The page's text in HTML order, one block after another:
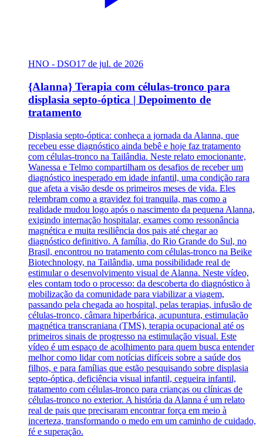
HNO - DSO17 de jul. de 2026
{Alanna} Terapia com células-tronco para
displasia septo-óptica | Depoimento de
tratamento
Displasia septo-óptica: conheça a jornada da Alanna, que
recebeu esse diagnóstico ainda bebê e hoje faz tratamento
com células-tronco na Tailândia. Neste relato emocionante,
Wanessa e Telmo compartilham os desafios de receber um
diagnóstico inesperado em idade infantil, uma condição rara
que afeta a visão desde os primeiros meses de vida. Eles
relembram como a gravidez foi tranquila, mas como a
realidade mudou logo após o nascimento da pequena Alanna,
exigindo internação hospitalar, exames como ressonância
magnética e muita resiliência dos pais até chegar ao
diagnóstico definitivo. A família, do Rio Grande do Sul, no
Brasil, encontrou no tratamento com células-tronco na Beike
Biotechnology, na Tailândia, uma possibilidade real de
estimular o desenvolvimento visual de Alanna. Neste vídeo,
eles contam todo o processo: da descoberta do diagnóstico à
mobilização da comunidade para viabilizar a viagem,
passando pela chegada ao hospital, pelas terapias, infusão de
células-tronco, câmara hiperbárica, acupuntura, estimulação
magnética transcraniana (TMS), terapia ocupacional até os
primeiros sinais de progresso na estimulação visual. Este
vídeo é um espaço de acolhimento para quem busca entender
melhor como lidar com notícias difíceis sobre a saúde dos
filhos, e para famílias que estão pesquisando sobre displasia
septo-óptica, deficiência visual infantil, cegueira infantil,
tratamento com células-tronco para crianças ou clínicas de
células-tronco no exterior. A história da Alanna é um relato
real de pais que precisaram encontrar força em meio à
incerteza, transformando o medo em um caminho de cuidado,
fé e superação.